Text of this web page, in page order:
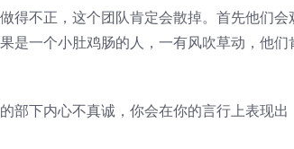
得不正，这个团队肯定会散掉。首先他们会
是一个小肚鸡肠的人，一有风吹草动，他们
部下内心不真诚，你会在你的言行上表现出